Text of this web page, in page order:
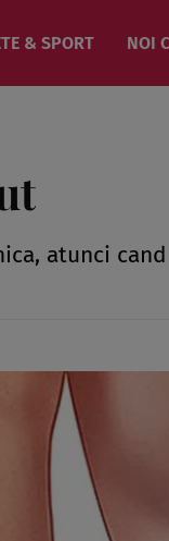
& SPORT NOI
atunci cand